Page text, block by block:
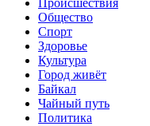
Происшествия
Общество
Cпорт
Здоровье
Культура
Город живёт
Байкал
Чайный путь
Политика